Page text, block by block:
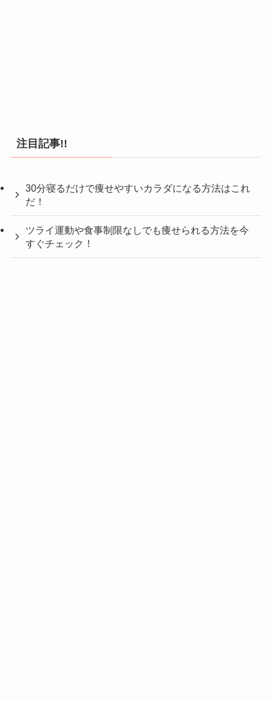
注目記事!!
30分寝るだけで痩せやすいカラダになる方法はこれ
だ！
ツライ運動や食事制限なしでも痩せられる方法を今
すぐチェック！